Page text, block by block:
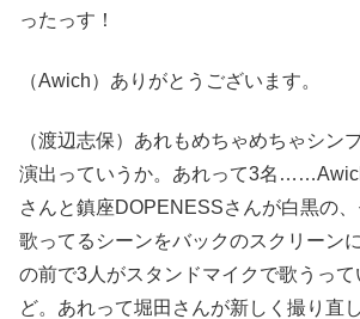
ったっす！
（Awich）ありがとうございます。
（渡辺志保）あれもめちゃめちゃシン
演出っていうか。あれって3名
さんと鎮座DOPENESSさんが白黒の
歌ってるシーンをバックのスクリーン
の前で3人がスタンドマイクで歌うっ
ど。あれって堀田さんが新しく撮り直